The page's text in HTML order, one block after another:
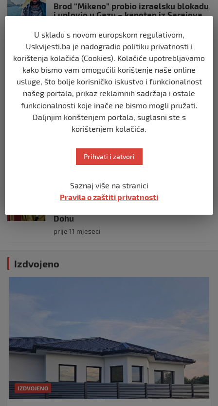
Brod “Mikeno” probio izraelsku blokadu
i uplovio u Gazu – kapetan iz Sarajeva
prije 10 mjeseci
SVIJET
Opsadno stanje u Münchenu, odjeknulo
nekoliko eksplozija: Ima žrtava,
policijske snage na terenu
prije 10 mjeseci
Zapadu
prije 11 mjeseci
SVIJET
Papa Lav XIV izjavio da je situacija vrlo
Dohu
prije 11 mjeseci
Izdvojeno
IZDVOJENO
U skladu s novom europskom regulativom,
Uskvijesti.ba je nadogradio politiku privatnosti i
korištenja kolačića (Cookies). Kolačiće upotrebljavamo
kako bismo vam omogućili korištenje naše online
usluge, što bolje korisničko iskustvo i funkcionalnost
našeg portala, prikaz reklamnih sadržaja i ostale
funkcionalnosti koje inače ne bismo mogli pružati.
Daljnjim korištenjem portala, suglasni ste s
korištenjem kolačića.
Prihvati i zatvori
Saznaj više na stranici
Pravila o zaštiti privatnosti